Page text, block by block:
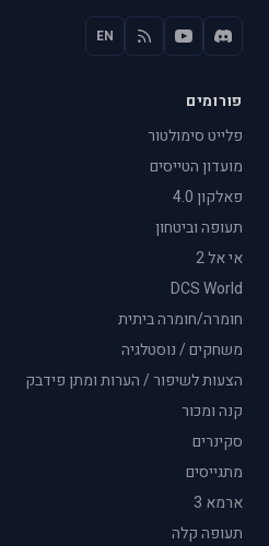
EN
פורומים
פלייט סימולטור
מועדון הטייסים
פאלקון 4.0
תעופה וביטחון
אי אל 2
DCS World
חומרה/חומרה ביתית
משחקים / נוסטלגיה
הצעות לשיפור / הערות ומתן פידבק
קנה ומכור
סקינרים
מתגייסים
ארמא 3
תעופה קלה